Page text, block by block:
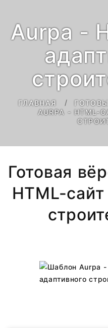
Aurpa -
ГЛАВНАЯ
AURPA -
Готовая
HTML-